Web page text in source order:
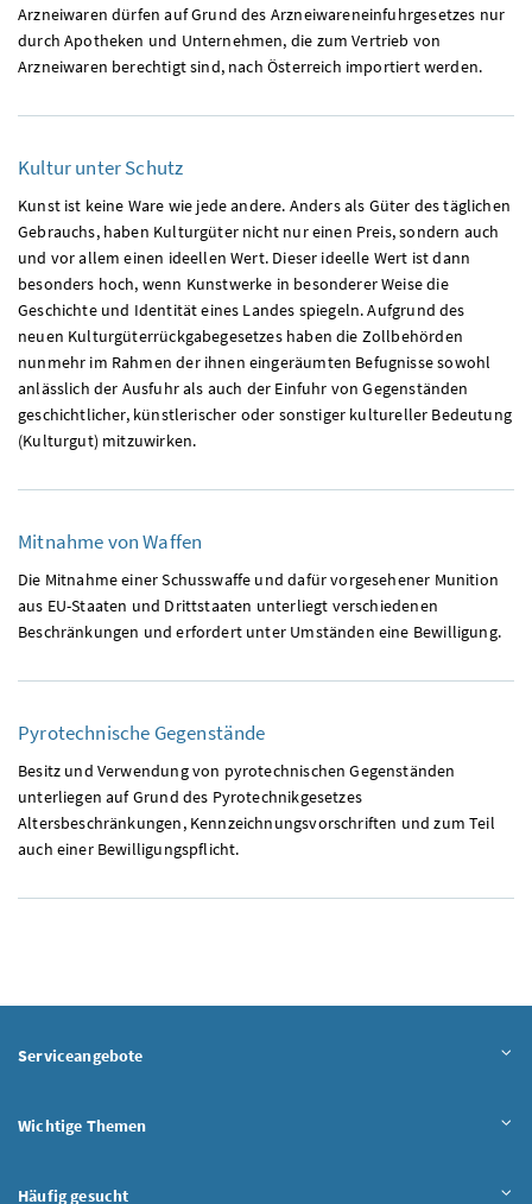
Arzneiwaren dürfen auf Grund des Arzneiwareneinfuhrgesetzes nur
durch Apotheken und Unternehmen, die zum Vertrieb von
Arzneiwaren berechtigt sind, nach Österreich importiert werden.
Kultur unter Schutz
Kunst ist keine Ware wie jede andere. Anders als Güter des täglichen
Gebrauchs, haben Kulturgüter nicht nur einen Preis, sondern auch
und vor allem einen ideellen Wert. Dieser ideelle Wert ist dann
besonders hoch, wenn Kunstwerke in besonderer Weise die
Geschichte und Identität eines Landes spiegeln. Aufgrund des
neuen Kulturgüterrückgabegesetzes haben die Zollbehörden
nunmehr im Rahmen der ihnen eingeräumten Befugnisse sowohl
anlässlich der Ausfuhr als auch der Einfuhr von Gegenständen
geschichtlicher, künstlerischer oder sonstiger kultureller Bedeutung
(Kulturgut) mitzuwirken.
Mitnahme von Waffen
Die Mitnahme einer Schusswaffe und dafür vorgesehener Munition
aus EU-Staaten und Drittstaaten unterliegt verschiedenen
Beschränkungen und erfordert unter Umständen eine Bewilligung.
Pyrotechnische Gegenstände
Besitz und Verwendung von pyrotechnischen Gegenständen
unterliegen auf Grund des Pyrotechnikgesetzes
Altersbeschränkungen, Kennzeichnungsvorschriften und zum Teil
auch einer Bewilligungspflicht.
Serviceangebote
Wichtige Themen
Häufig gesucht